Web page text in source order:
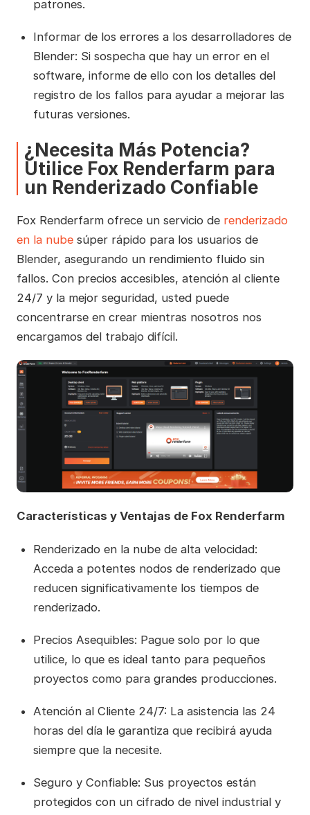
patrones.
Informar de los errores a los desarrolladores de
Blender: Si sospecha que hay un error en el
software, informe de ello con los detalles del
registro de los fallos para ayudar a mejorar las
futuras versiones.
¿Necesita Más Potencia?
Utilice Fox Renderfarm para
un Renderizado Confiable
Fox Renderfarm ofrece un servicio de renderizado
en la nubesúper rápido para los usuarios de
Blender, asegurando un rendimiento fluido sin
fallos. Con precios accesibles, atención al cliente
24/7 y la mejor seguridad, usted puede
concentrarse en crear mientras nosotros nos
encargamos del trabajo difícil.
Características y Ventajas de Fox Renderfarm
Renderizado en la nube de alta velocidad:
Acceda a potentes nodos de renderizado que
reducen significativamente los tiempos de
renderizado.
Precios Asequibles: Pague solo por lo que
utilice, lo que es ideal tanto para pequeños
proyectos como para grandes producciones.
Atención al Cliente 24/7: La asistencia las 24
horas del día le garantiza que recibirá ayuda
siempre que la necesite.
Seguro y Confiable: Sus proyectos están
protegidos con un cifrado de nivel industrial y